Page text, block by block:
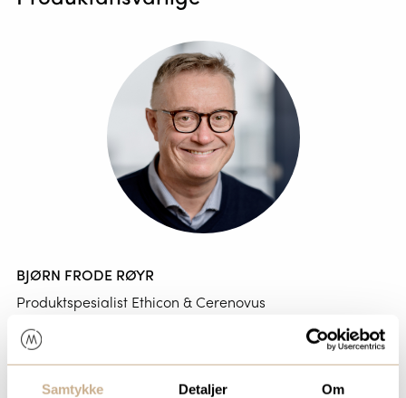
Samtykke Detaljer Om
BJØRN FRODE RØYR
Produktspesialist Ethicon & Cerenovus
Mob:
bjorn.frode.royr@ortomedic.no